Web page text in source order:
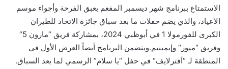
الاستمتاع ببرنامج شهر ديسمبر المفعم بعبق الفرحة وأجواء موسم
الأعياد، والذي يضم حفلت ما بعد سباق جائزة الاتحاد للطيران
الكبرى للفورمولا 1 في أبوظبي 2024،
بمشاركة فريق “مارون 5
“
وفريق “ميوز “ وإيمينيم.ويتضمن البرنامج أيضاً العرض الأول في
المنطقة لـ “آفترلايف“ في حفل “يا سلام” الرسمي لما بعد السباق.